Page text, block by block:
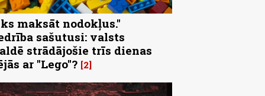
maksāt nodokļus."
sašutusi: valsts
strādājošie trīs dienas
ar "Lego"? 2